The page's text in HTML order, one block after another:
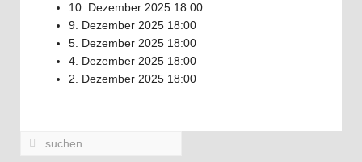
10. Dezember 2025 18:00
9. Dezember 2025 18:00
5. Dezember 2025 18:00
4. Dezember 2025 18:00
2. Dezember 2025 18:00